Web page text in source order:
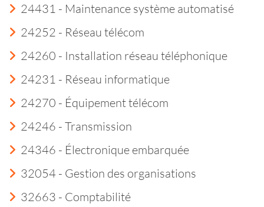
24431 - Maintenance système automatisé
24252 - Réseau télécom
24260 - Installation réseau téléphonique
24231 - Réseau informatique
24270 - Équipement télécom
24246 - Transmission
24346 - Électronique embarquée
32054 - Gestion des organisations
32663 - Comptabilité